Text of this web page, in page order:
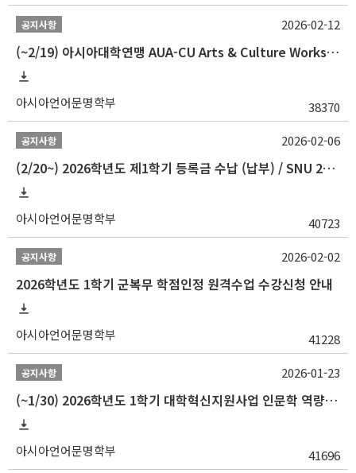
공지사항
(~2/19) 아시아대학연맹 AUA-CU Arts & Culture Workshop Camp 2026 참가자 선발 안내
아시아언어문명학부 38370
2026-02-12
공지사항
(2/20~) 2026학년도 제1학기 등록금 수납 (납부) / SNU 26-1 Tuition fee payment notice
아시아언어문명학부 40723
2026-02-06
공지사항
2026학년도 1학기 군복무 학점인정 원격수업 수강신청 안내
아시아언어문명학부 41228
2026-02-02
공지사항
(~1/30) 2026학년도 1학기 대학혁신지원사업 인문학 역량강화 학업지원금 지원 선발 안내(학·석·박사)
아시아언어문명학부 41696
2026-01-23